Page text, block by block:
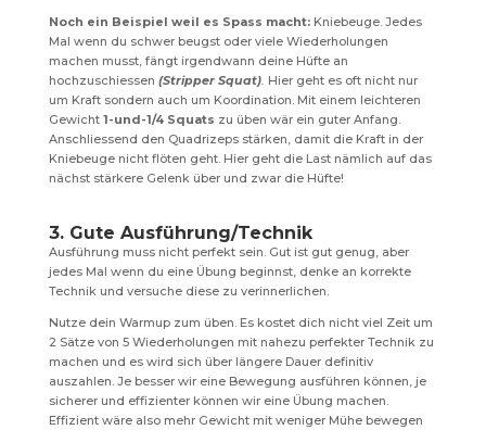
Noch ein Beispiel weil es Spass macht: Kniebeuge. Jedes
Mal wenn du schwer beugst oder viele Wiederholungen
machen musst, fängt irgendwann deine Hüfte an
hochzuschiessen (Stripper Squat). Hier geht es oft nicht nur
um Kraft sondern auch um Koordination. Mit einem leichteren
Gewicht 1-und-1/4 Squats zu üben wär ein guter Anfang.
Anschliessend den Quadrizeps stärken, damit die Kraft in der
Kniebeuge nicht flöten geht. Hier geht die Last nämlich auf das
nächst stärkere Gelenk über und zwar die Hüfte!
3. Gute Ausführung/Technik
Ausführung muss nicht perfekt sein. Gut ist gut genug, aber
jedes Mal wenn du eine Übung beginnst, denke an korrekte
Technik und versuche diese zu verinnerlichen.
Nutze dein Warmup zum üben. Es kostet dich nicht viel Zeit um
2 Sätze von 5 Wiederholungen mit nahezu perfekter Technik zu
machen und es wird sich über längere Dauer definitiv
auszahlen. Je besser wir eine Bewegung ausführen können, je
sicherer und effizienter können wir eine Übung machen.
Effizient wäre also mehr Gewicht mit weniger Mühe bewegen